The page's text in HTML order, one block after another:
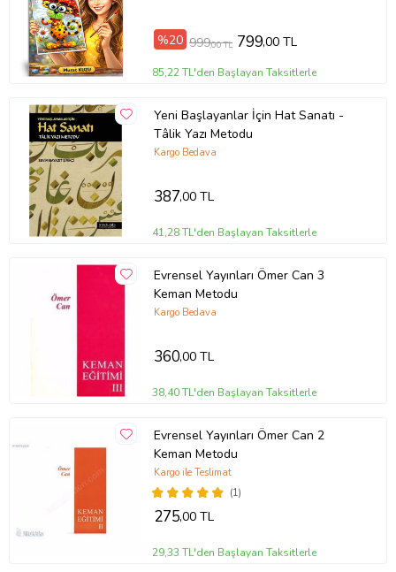
%20 999,00 TL 799,00 TL
85,22 TL'den Başlayan Taksitlerle
Yeni Başlayanlar İçin Hat Sanatı -
Tâlik Yazı Metodu
Kargo Bedava
387,00 TL
41,28 TL'den Başlayan Taksitlerle
Evrensel Yayınları Ömer Can 3
Keman Metodu
Kargo Bedava
360,00 TL
38,40 TL'den Başlayan Taksitlerle
Evrensel Yayınları Ömer Can 2
Keman Metodu
(1)
Kargo ile Teslimat
275,00 TL
29,33 TL'den Başlayan Taksitlerle